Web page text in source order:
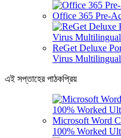
Office 365 Pre-
ReGet Deluxe
Virus Multilingual
এই সপ্তাহের পাঠকপ্রিয়
Microsoft Word
100% Worked